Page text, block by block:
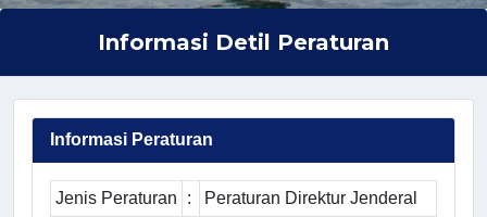
Informasi Detil Peraturan
Informasi Peraturan
Jenis Peraturan :
Peraturan Direktur Jenderal